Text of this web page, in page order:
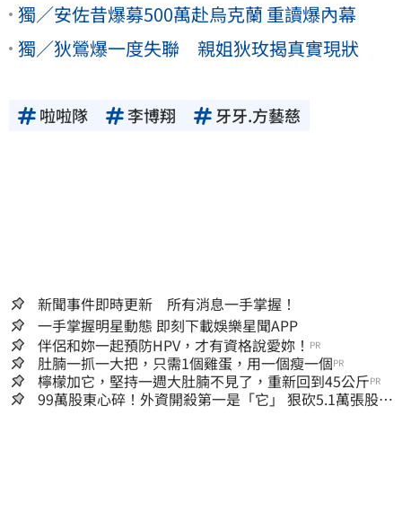
獨／安佐昔爆募500萬赴烏克蘭 重讀爆內幕
獨／狄鶯爆一度失聯 親姐狄玫揭真實現狀
啦啦隊 李博翔 牙牙.方藝慈
新聞事件即時更新 所有消息一手掌握！
一手掌握明星動態 即刻下載娛樂星聞APP
伴侶和妳一起預防HPV，才有資格說愛妳！ PR
肚腩一抓一大把，只需1個雞蛋，用一個瘦一個PR
檸檬加它，堅持一週大肚腩不見了，重新回到45公斤PR
99萬股東心碎！外資開殺第一是「它」 狠砍5.1萬張股價